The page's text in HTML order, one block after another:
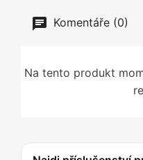
Komentáře (0)
Na tento produkt